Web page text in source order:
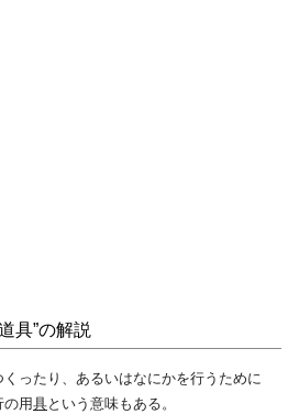
具”の解説
ったり、あるいはなにかを行うために
の用具という意味もある。